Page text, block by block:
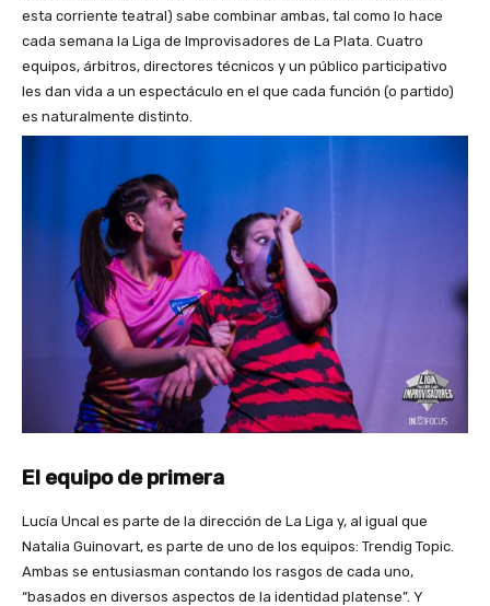
esta corriente teatral) sabe combinar ambas, tal como lo hace
cada semana la Liga de Improvisadores de La Plata. Cuatro
equipos, árbitros, directores técnicos y un público participativo
les dan vida a un espectáculo en el que cada función (o partido)
es naturalmente distinto.
El equipo de primera
Lucía Uncal es parte de la dirección de La Liga y, al igual que
Natalia Guinovart, es parte de uno de los equipos: Trendig Topic.
Ambas se entusiasman contando los rasgos de cada uno,
“basados en diversos aspectos de la identidad platense”. Y